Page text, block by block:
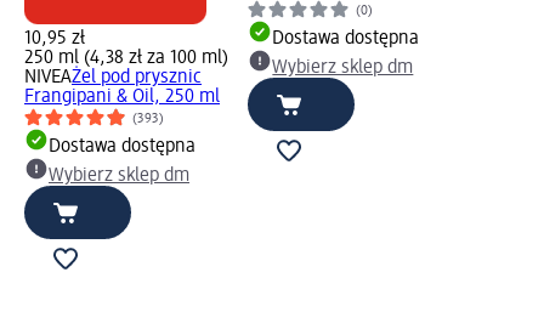
10,95 zł
250 ml (4,38 zł za 100 ml)
NIVEAŻel pod prysznic
Frangipani & Oil, 250 ml
(393)
Dostawa dostępna
Wybierz sklep dm
(0)
Dostawa dostępna
Wybierz sklep dm